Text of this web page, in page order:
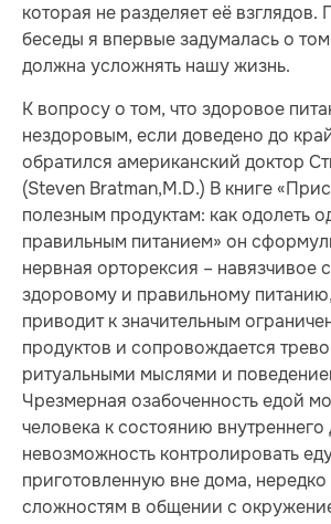
которая не разделяет её
беседы я впервые задумалась о
должна усложнять нашу жизнь.
К вопросу о том, что здоровое
нездоровым, если доведено до
обратился американский доктор
(Steven Bratman,M.D.) В книге
полезным продуктам: как одолеть
правильным питанием» он
нервная орторексия – навязчивое
здоровому и правильному
приводит к значительным
продуктов и сопровождается
ритуальными мыслями и
Чрезмерная озабоченность едой
человека к состоянию внутреннего
невозможность контролировать
приготовленную вне дома,
сложностям в общении с